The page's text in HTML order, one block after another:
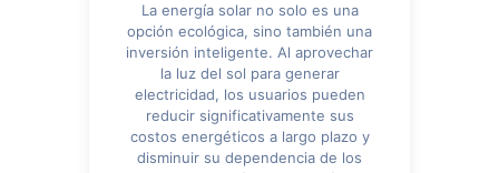
La energía solar no solo es una
opción ecológica, sino también una
inversión inteligente. Al aprovechar
la luz del sol para generar
electricidad, los usuarios pueden
reducir significativamente sus
costos energéticos a largo plazo y
disminuir su dependencia de los